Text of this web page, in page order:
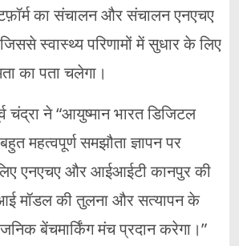
का संचालन और संचालन एनएचए
जिससे स्वास्थ्य परिणामों में सुधार के लिए
का पता चलेगा।
चंद्रा ने “आयुष्मान भारत डिजिटल
महत्वपूर्ण समझौता ज्ञापन पर
एनएचए और आईआईटी कानपुर की
मॉडल की तुलना और सत्यापन के
बेंचमार्किंग मंच प्रदान करेगा।”